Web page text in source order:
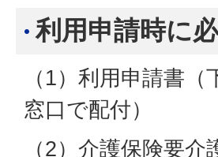
利用申請時に
（1）利用申請書
窓口で配付）
（2）介護保険要